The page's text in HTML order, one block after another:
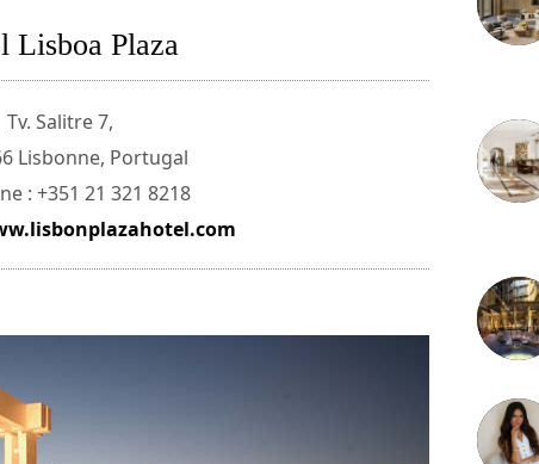
Lisboa Plaza
Tv. Salitre 7,
Lisbonne, Portugal
: +351 21 321 8218